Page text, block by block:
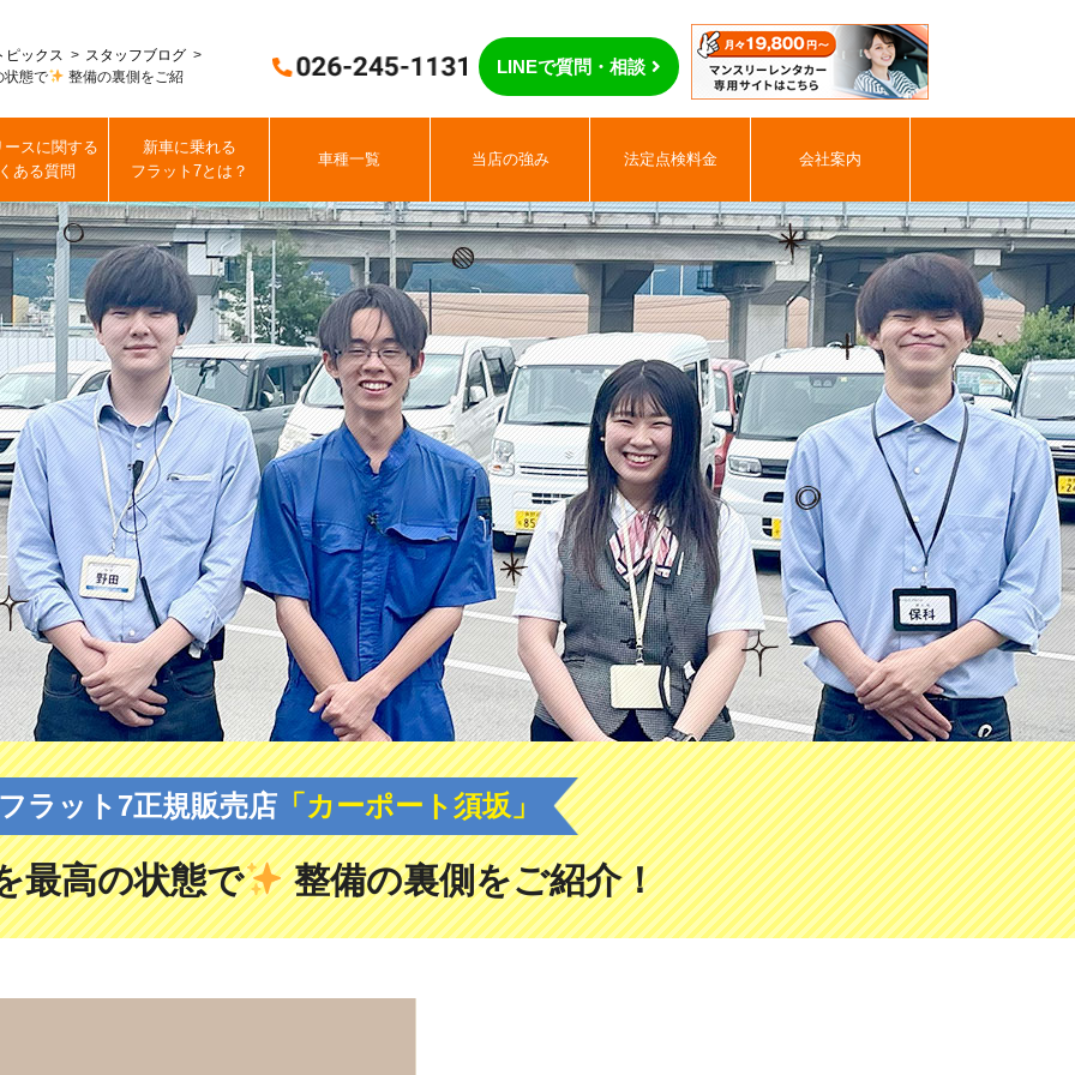
ピックス
スタッフブログ
状態で
整備の裏側をご紹
LINEで質問・相談
ースに関する
ある質問
新車に乗れる
フラット7とは？
車種一覧 当店の強み 法定点検料金 会社案内
ラット7正規販売店 「カーポート須坂」
最高の状態で 整備の裏側をご紹介！